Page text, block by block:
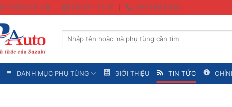
08:00 - 17:30 0944.689.689
Search
DANH MỤC PHỤ TÙNG GIỚI THIỆU TIN TỨC